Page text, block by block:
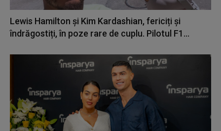
Lewis Hamilton și Kim Kardashian, fericiți și
îndrăgostiți, în poze rare de cuplu. Pilotul F1...